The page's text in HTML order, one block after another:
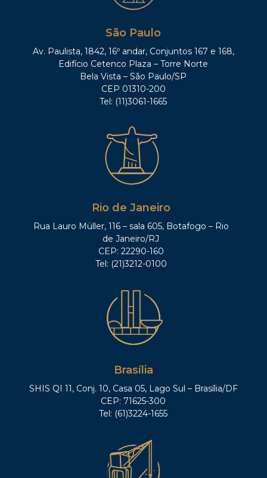
São Paulo
Av. Paulista, 1842, 16º andar, Conjuntos 167 e 168,
Edifício Cetenco Plaza – Torre Norte
Bela Vista – São Paulo/SP
CEP 01310-200
Tel: (11)3061-1665
Rio de Janeiro
Rua Lauro Müller, 116 – sala 605, Botafogo – Rio
de Janeiro/RJ
CEP: 22290-160
Tel: (21)3212-0100
Brasília
SHIS QI 11, Conj. 10, Casa 05, Lago Sul – Brasília/DF
CEP: 71625-300
Tel: (61)3224-1655